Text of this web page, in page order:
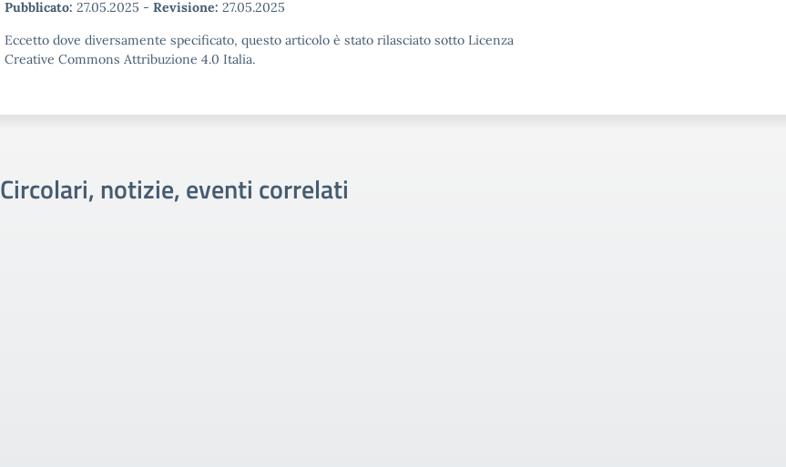
Pubblicato: 27.05.2025 - Revisione: 27.05.2025
Eccetto dove diversamente specificato, questo articolo è stato rilasciato sotto Licenza
Creative Commons Attribuzione 4.0 Italia.
Circolari, notizie, eventi correlati